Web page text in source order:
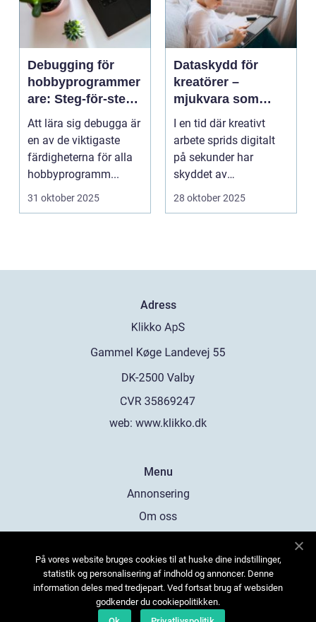
Debugging för
hobbyprogrammer
are: Steg-för-steg-
metoder
Att lära sig debugga är
en av de viktigaste
färdigheterna för alla
hobbyprogramm...
31 oktober 2025
Dataskydd för
kreatörer –
mjukvara som
skyddar
intellektuellt
kapital
I en tid där kreativt
arbete sprids digitalt
på sekunder har
skyddet av
intellektuellt ka...
28 oktober 2025
Adress
web: www.klikko.dk
Menu
Annonsering
Om oss
Kontakta oss
Sitemap
På vores website bruges cookies til at huske dine indstillinger,
statistik og personalisering af indhold og annoncer. Denne
information deles med tredjepart. Ved fortsat brug af websiden
godkender du cookiepolitikken.